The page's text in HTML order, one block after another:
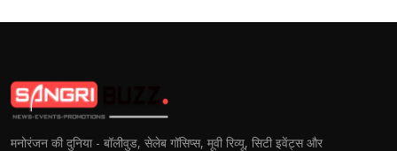
मनोरंजन की दुनिया - बॉलीवुड, सेलेब गॉसिप्स, मूवी रिव्यू, सिटी इवेंट्स और